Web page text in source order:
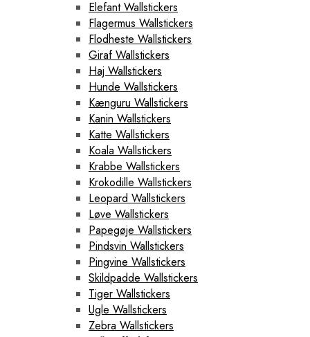
Elefant Wallstickers
Flagermus Wallstickers
Flodheste Wallstickers
Giraf Wallstickers
Haj Wallstickers
Hunde Wallstickers
Kænguru Wallstickers
Kanin Wallstickers
Katte Wallstickers
Koala Wallstickers
Krabbe Wallstickers
Krokodille Wallstickers
Leopard Wallstickers
Løve Wallstickers
Papegøje Wallstickers
Pindsvin Wallstickers
Pingvine Wallstickers
Skildpadde Wallstickers
Tiger Wallstickers
Ugle Wallstickers
Zebra Wallstickers